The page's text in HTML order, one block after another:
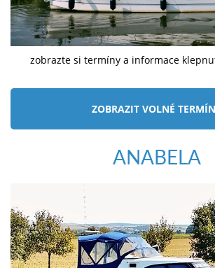
zobrazte si termíny a informace
ZOBRAZIT VOLNÉ
ANABELA